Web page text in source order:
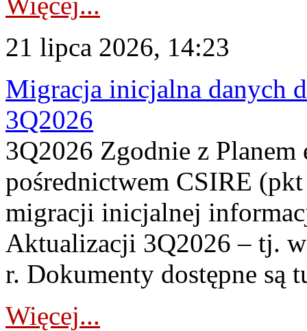
21 lipca 2026, 14:23
Migracja inicjalna danych
3Q2026
3Q2026 Zgodnie z
pośrednictwem CSIRE
migracji inicjalnej
Aktualizacji 3Q2026 – tj.
r. Dokumenty dostępne są
Więcej...